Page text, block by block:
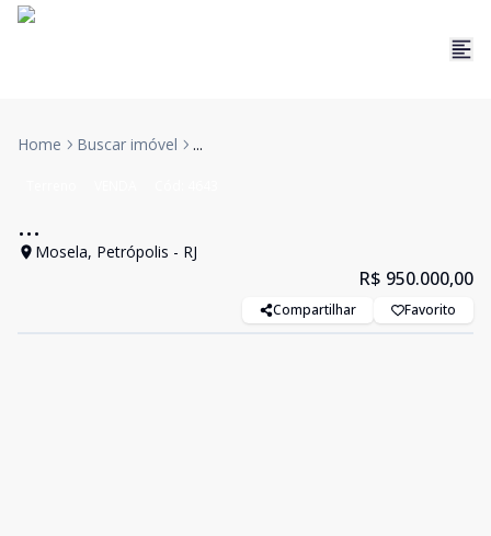
Home Buscar imóvel ...
...
Mosela, Petrópolis - RJ
R$ 950.000,00
Compartilhar Favorito